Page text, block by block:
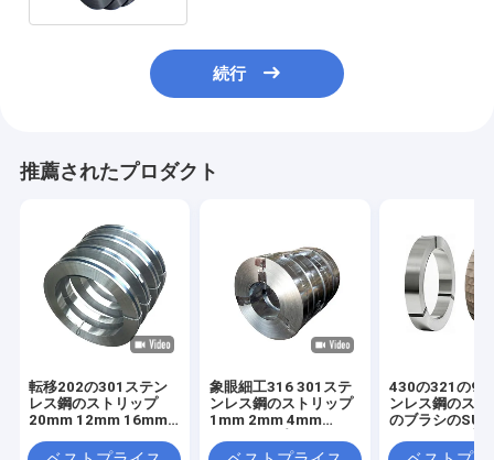
続行
推薦されたプロダクト
転移202の301ステン
レス鋼のストリップ
20mm 12mm 16mm
象眼細工316 301ステ
ンレス鋼のストリップ
1mm 2mm 4mm
420 430
430の321の
ンレス鋼のスト
のブラシのSU
3mm 6mm